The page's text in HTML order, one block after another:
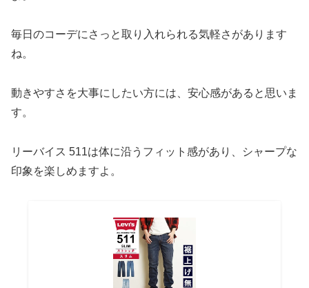
毎日のコーデにさっと取り入れられる気軽さがあります
ね。
動きやすさを大事にしたい方には、安心感があると思いま
す。
リーバイス 511は体に沿うフィット感があり、シャープな
印象を楽しめますよ。